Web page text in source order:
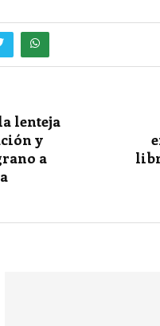
lenteja
y
a